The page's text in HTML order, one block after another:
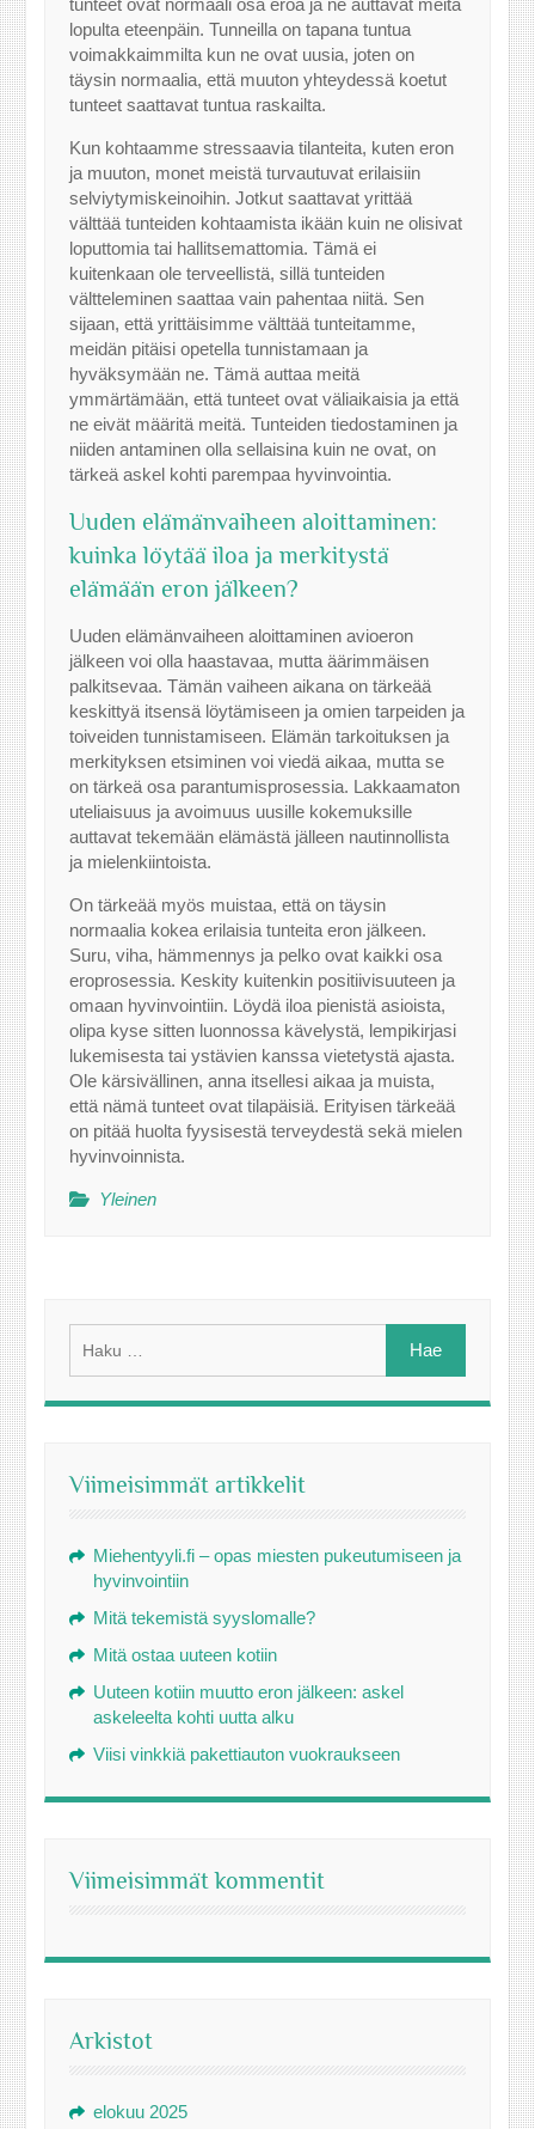
lopulta eteenpäin. Tunneilla on tapana tuntua
voimakkaimmilta kun ne ovat uusia, joten on
täysin normaalia, että muuton yhteydessä koetut
tunteet saattavat tuntua raskailta.
Kun kohtaamme stressaavia tilanteita, kuten eron
ja muuton, monet meistä turvautuvat erilaisiin
selviytymiskeinoihin. Jotkut saattavat yrittää
välttää tunteiden kohtaamista ikään kuin ne olisivat
loputtomia tai hallitsemattomia. Tämä ei
kuitenkaan ole terveellistä, sillä tunteiden
vältteleminen saattaa vain pahentaa niitä. Sen
sijaan, että yrittäisimme välttää tunteitamme,
meidän pitäisi opetella tunnistamaan ja
hyväksymään ne. Tämä auttaa meitä
ymmärtämään, että tunteet ovat väliaikaisia ja että
ne eivät määritä meitä. Tunteiden tiedostaminen ja
niiden antaminen olla sellaisina kuin ne ovat, on
tärkeä askel kohti parempaa hyvinvointia.
Uuden elämänvaiheen aloittaminen:
kuinka löytää iloa ja merkitystä
elämään eron jälkeen?
Uuden elämänvaiheen aloittaminen avioeron
jälkeen voi olla haastavaa, mutta äärimmäisen
palkitsevaa. Tämän vaiheen aikana on tärkeää
keskittyä itsensä löytämiseen ja omien tarpeiden ja
toiveiden tunnistamiseen. Elämän tarkoituksen ja
merkityksen etsiminen voi viedä aikaa, mutta se
on tärkeä osa parantumisprosessia. Lakkaamaton
uteliaisuus ja avoimuus uusille kokemuksille
auttavat tekemään elämästä jälleen nautinnollista
ja mielenkiintoista.
On tärkeää myös muistaa, että on täysin
normaalia kokea erilaisia tunteita eron jälkeen.
Suru, viha, hämmennys ja pelko ovat kaikki osa
eroprosessia. Keskity kuitenkin positiivisuuteen ja
omaan hyvinvointiin. Löydä iloa pienistä asioista,
olipa kyse sitten luonnossa kävelystä, lempikirjasi
lukemisesta tai ystävien kanssa vietetystä ajasta.
Ole kärsivällinen, anna itsellesi aikaa ja muista,
että nämä tunteet ovat tilapäisiä. Erityisen tärkeää
on pitää huolta fyysisestä terveydestä sekä mielen
hyvinvoinnista.
Yleinen
Viimeisimmät artikkelit
Miehentyyli.fi – opas miesten pukeutumiseen ja
hyvinvointiin
Mitä tekemistä syyslomalle?
Mitä ostaa uuteen kotiin
Uuteen kotiin muutto eron jälkeen: askel
askeleelta kohti uutta alku
Viisi vinkkiä pakettiauton vuokraukseen
Viimeisimmät kommentit
Arkistot
elokuu 2025